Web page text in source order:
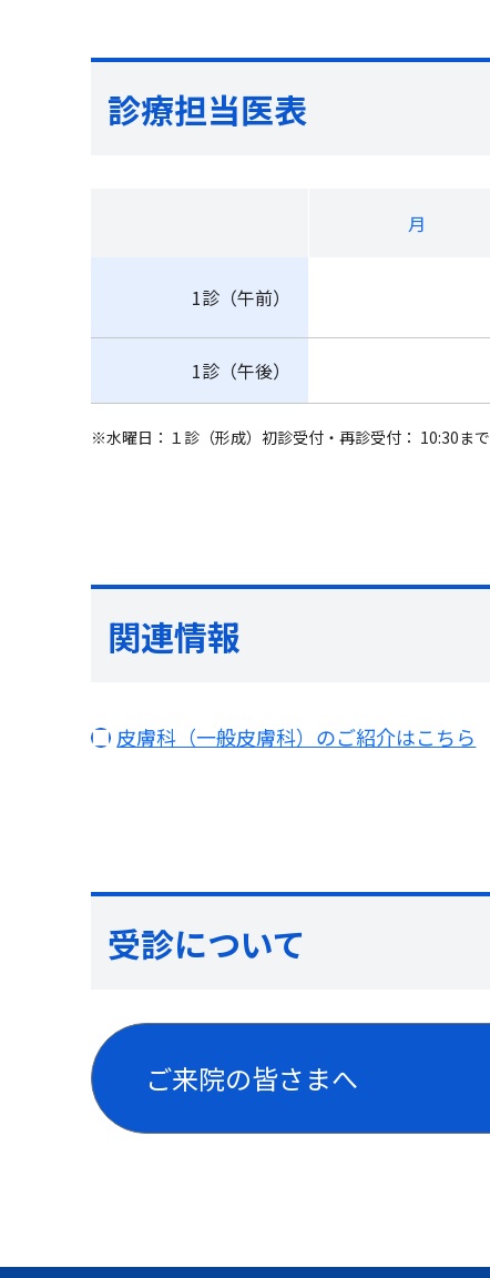
診療担当医表
月
1診（午前）
1診（午後）
※水曜日：１診（形成）初診受付・再診受付： 10:30まで
関連情報
皮膚科（一般皮膚科）のご紹介はこちら
受診について
ご来院の皆さまへ